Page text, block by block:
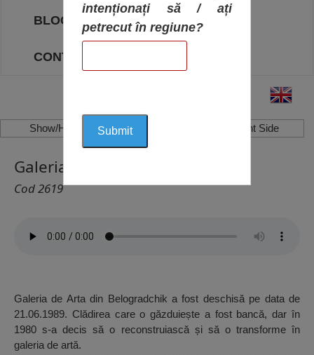
BLOG
CONTACT
Show/Hide Left Side Show/Hide Right Side
Galeria de Artă, Belogradchik
Cod 2619
Galeria de Arta din Belogradchik a fost deschisă pe data de
21.06.1989. Clădirea care o găzduiește a fost bancă, dar în
1980 s-a decis să o reconstruiască și să o transforme în
galeria de artă.
intenționați să / ați
petrecut în regiune?